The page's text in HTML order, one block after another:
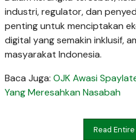
industri, regulator, dan
penting untuk menciptakan
digital yang semakin inklusif,
masyarakat Indonesia.
Baca Juga: OJK Awasi
Yang Meresahkan Nasabah
Read